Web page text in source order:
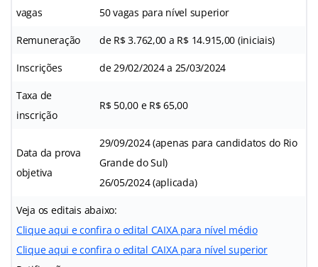
vagas
50 vagas para nível superior
Remuneração de R$ 3.762,00 a R$ 14.915,00 (iniciais)
Inscrições de 29/02/2024 a 25/03/2024
Taxa de
inscrição
R$ 50,00 e R$ 65,00
Data da prova
objetiva
29/09/2024 (apenas para candidatos do Rio
Grande do Sul)
26/05/2024 (aplicada)
Veja os editais abaixo:
Clique aqui e confira o edital CAIXA para nível médio
Clique aqui e confira o edital CAIXA para nível superior